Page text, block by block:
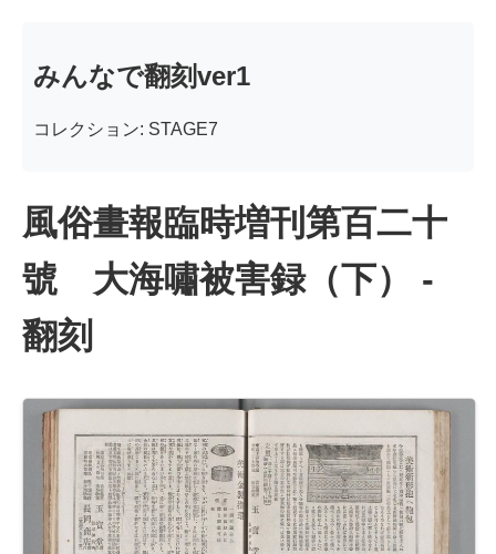
みんなで翻刻ver1
コレクション: STAGE7
風俗畫報臨時増刊第百二十
號 大海嘯被害録（下） -
翻刻